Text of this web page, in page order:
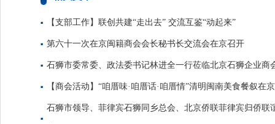
【支部工作】联创共建“走出去” 交流互鉴“动起来”
第六十一次在京闽籍商会会长秘书长交流会在京召开
石狮市委常委、政法委书记林进全一行莅临北京石狮企业商
【商会活动】“咱厝味·咱厝话·咱厝情”清明闽南美食餐叙在
石狮市领导、菲律宾石狮同乡总会、北京侨联菲律宾归侨联